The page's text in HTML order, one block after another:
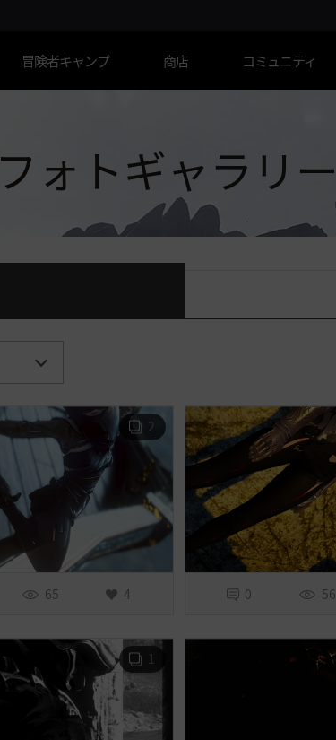
冒険者キャンプ 商店 コミュニティ
フォトギャラリー
2
65 4 0 56
1